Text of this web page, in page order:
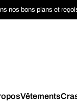
nos bons plans et
Vêtements